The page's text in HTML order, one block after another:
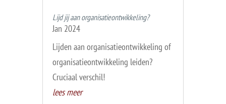
Lijd jij aan organisatieontwikkeling?
Jan 2024
Lijden aan organisatieontwikkeling of
organisatieontwikkeling leiden?
Cruciaal verschil!
lees meer